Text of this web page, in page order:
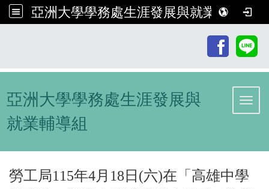
亞洲大學學務處生涯發展與就業輔導組
亞洲大學學務處生涯發展與
就業輔導組
勞工局115年4月18日(六)在「高雄中學